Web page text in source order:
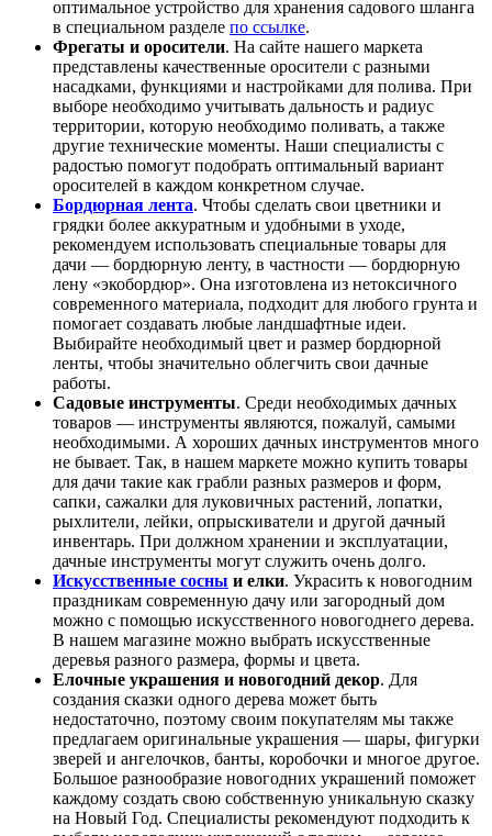
оптимальное устройство для хранения садового шланга
в специальном разделе по ссылке.
Фрегаты и оросители. На сайте нашего маркета
представлены качественные оросители с разными
насадками, функциями и настройками для полива. При
выборе необходимо учитывать дальность и радиус
территории, которую необходимо поливать, а также
другие технические моменты. Наши специалисты с
радостью помогут подобрать оптимальный вариант
оросителей в каждом конкретном случае.
Бордюрная лента. Чтобы сделать свои цветники и
грядки более аккуратным и удобными в уходе,
рекомендуем использовать специальные товары для
дачи — бордюрную ленту, в частности — бордюрную
лену «экобордюр». Она изготовлена из нетоксичного
современного материала, подходит для любого грунта и
помогает создавать любые ландшафтные идеи.
Выбирайте необходимый цвет и размер бордюрной
ленты, чтобы значительно облегчить свои дачные
работы.
Садовые инструменты. Среди необходимых дачных
товаров — инструменты являются, пожалуй, самыми
необходимыми. А хороших дачных инструментов много
не бывает. Так, в нашем маркете можно купить товары
для дачи такие как грабли разных размеров и форм,
сапки, сажалки для луковичных растений, лопатки,
рыхлители, лейки, опрыскиватели и другой дачный
инвентарь. При должном хранении и эксплуатации,
дачные инструменты могут служить очень долго.
Искусственные сосны и елки. Украсить к новогодним
праздникам современную дачу или загородный дом
можно с помощью искусственного новогоднего дерева.
В нашем магазине можно выбрать искусственные
деревья разного размера, формы и цвета.
Елочные украшения и новогодний декор. Для
создания сказки одного дерева может быть
недостаточно, поэтому своим покупателям мы также
предлагаем оригинальные украшения — шары, фигурки
зверей и ангелочков, банты, коробочки и многое другое.
Большое разнообразие новогодних украшений поможет
каждому создать свою собственную уникальную сказку
на Новый Год. Специалисты рекомендуют подходить к